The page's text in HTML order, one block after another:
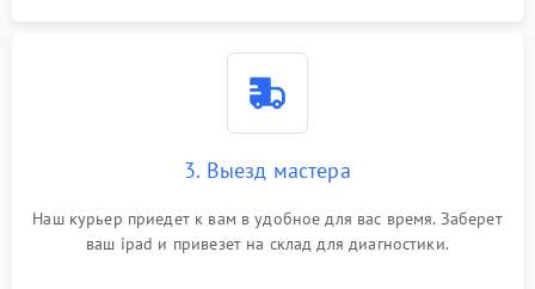
3. Выезд мастера
Наш курьер приедет к вам в удобное для вас время. Заберет
ваш ipad и привезет на склад для диагностики.